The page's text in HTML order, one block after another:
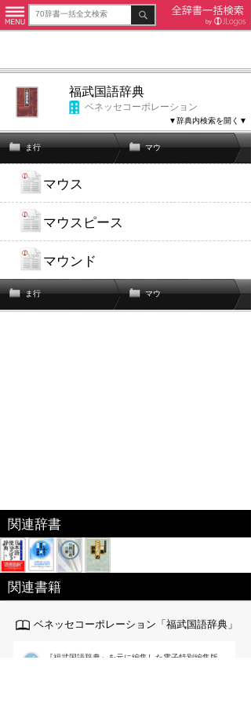
福武国語辞典
ベネッセコーポレーション
▼辞典内検索を開く▼
ま行 マウ
マウス
マウスピース
マウンド
ま行 マウ
関連辞書
関連書籍
ベネッセコーポレーション「福武国語辞典」
『福武国語辞典』を元に編集した電子特別編集版。